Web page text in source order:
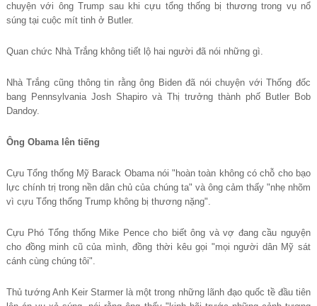
chuyện với ông Trump sau khi cựu tổng thống bị thương trong vụ nổ
súng tại cuộc mít tinh ở Butler.
Quan chức Nhà Trắng không tiết lộ hai người đã nói những gì.
Nhà Trắng cũng thông tin rằng ông Biden đã nói chuyện với Thống đốc
bang Pennsylvania Josh Shapiro và Thị trưởng thành phố Butler Bob
Dandoy.
Ông Obama lên tiếng
Cựu Tổng thống Mỹ Barack Obama nói "hoàn toàn không có chỗ cho bạo
lực chính trị trong nền dân chủ của chúng ta" và ông cảm thấy "nhẹ nhõm
vì cựu Tổng thống Trump không bị thương nặng".
Cựu Phó Tổng thống Mike Pence cho biết ông và vợ đang cầu nguyện
cho đồng minh cũ của mình, đồng thời kêu gọi "mọi người dân Mỹ sát
cánh cùng chúng tôi".
Thủ tướng Anh Keir Starmer là một trong những lãnh đạo quốc tề đầu tiên